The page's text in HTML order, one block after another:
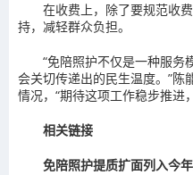
在收费上，除了要规范收
持，减轻群众负担。
“免陪照护不仅是一种服务
会关切传递出的民生温度。”陈
情况，“期待这项工作稳步推进
相关链接
免陪照护提质扩面列入今